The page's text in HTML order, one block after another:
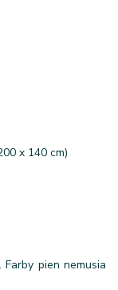
x 140 cm)
pien nemusia